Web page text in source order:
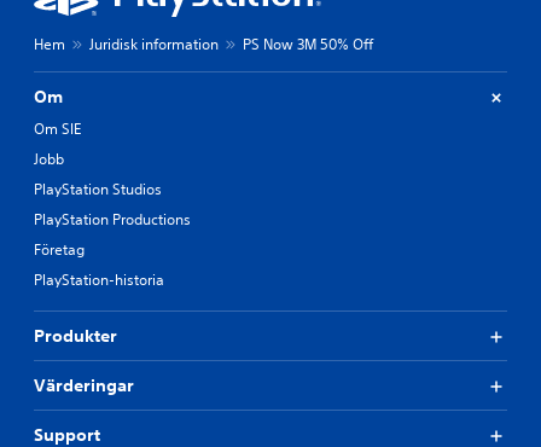
Hem Juridisk information PS Now 3M 50% Off
Om
Om SIE
Jobb
PlayStation Studios
PlayStation Productions
Företag
PlayStation-historia
Produkter
Värderingar
Support